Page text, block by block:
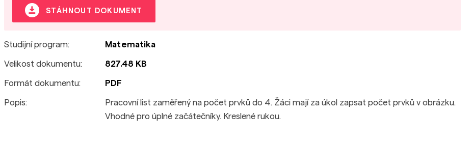
STÁHNOUT DOKUMENT
Studijní program: Matematika
Velikost dokumentu: 827.48 KB
Formát dokumentu: PDF
Popis:
Pracovní list zaměřený na počet prvků do 4. Žáci mají za úkol zapsat počet prvků v obrázku.
Vhodné pro úplné začátečníky. Kreslené rukou.